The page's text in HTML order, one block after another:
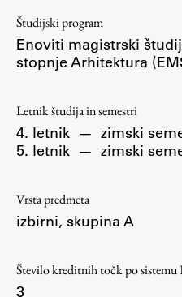
O fakulteti
Osebje
Organiziranost
Knjižnica
Mednarodno sodelovanje
Tržna dejavnost
Študijski program
Enoviti magistrski
stopnje Arhitektura
Letnik študija in semestri
4. letnik — zimski
5. letnik — zimski
Vrsta predmeta
izbirni, skupina A
Število kreditnih točk po sistemu
3